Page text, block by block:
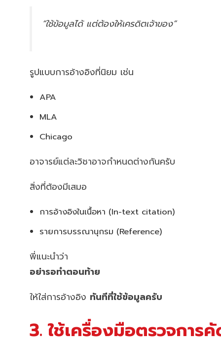
“ใช้ข้อมูลได้ แต่ต้องให้เครดิตเจ้าของ”
รูปแบบการอ้างอิงที่นิยม เช่น
APA
MLA
Chicago
อาจารย์แต่ละวิชาอาจกำหนดต่างกันครับ
สิ่งที่ต้องมีเสมอ
การอ้างอิงในเนื้อหา (In-text citation)
รายการบรรณานุกรม (Reference)
พี่แนะนำว่า
อย่ารอทำตอนท้าย
ให้ใส่การอ้างอิง ทันทีที่ใช้ข้อมูลครับ
3. ใช้เครื่องมือตรวจการ